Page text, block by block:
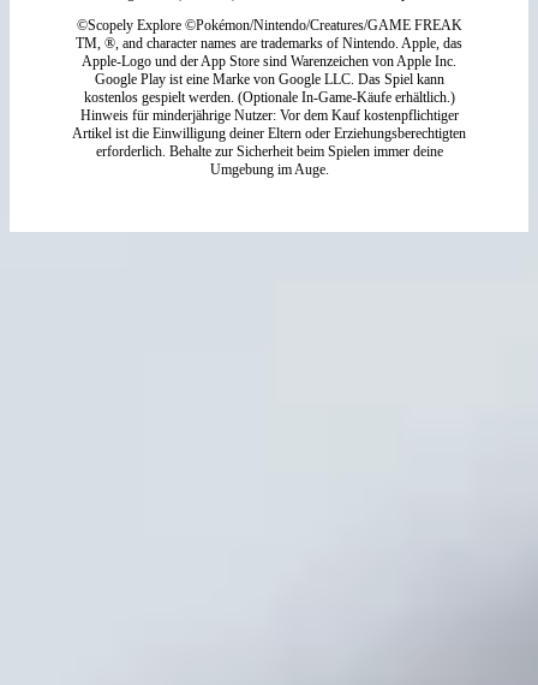
©Scopely Explore ©Pokémon/Nintendo/Creatures/GAME FREAK
TM, ®, and character names are trademarks of Nintendo. Apple, das
Apple-Logo und der App Store sind Warenzeichen von Apple Inc.
Google Play ist eine Marke von Google LLC. Das Spiel kann
kostenlos gespielt werden. (Optionale In-Game-Käufe erhältlich.)
Hinweis für minderjährige Nutzer: Vor dem Kauf kostenpflichtiger
Artikel ist die Einwilligung deiner Eltern oder Erziehungsberechtigten
erforderlich. Behalte zur Sicherheit beim Spielen immer deine
Umgebung im Auge.